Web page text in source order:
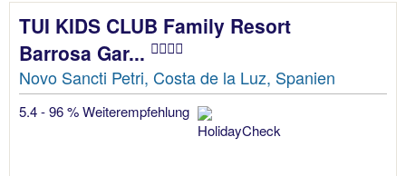
TUI KIDS CLUB Family Resort
Barrosa Gar...
Novo Sancti Petri, Costa de la Luz, Spanien
5.4 - 96 % Weiterempfehlung